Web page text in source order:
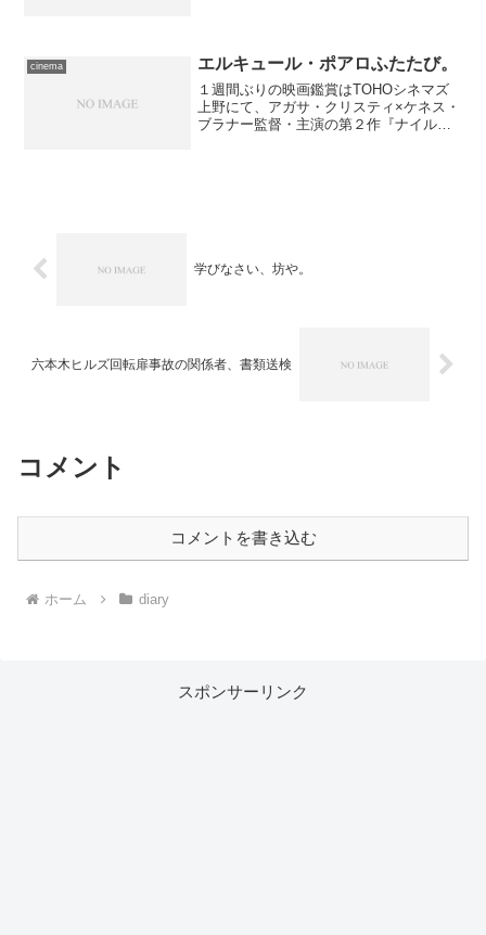
ス・ステ...
cinema エルキュール・ポアロふたたび。
１週間ぶりの映画鑑賞はTOHOシネマズ
上野にて、アガサ・クリスティ×ケネス・
ブラナー監督・主演の第２作『ナイル殺
学びなさい、坊や。
六本木ヒルズ回転扉事故の関係者、書類送検
コメント
コメントを書き込む
ホーム diary
スポンサーリンク